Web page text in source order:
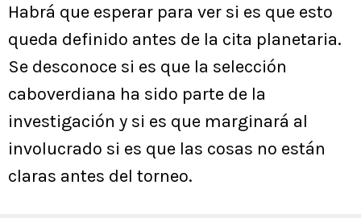
Habrá que esperar para ver si es que esto
queda definido antes de la cita planetaria.
Se desconoce si es que la selección
caboverdiana ha sido parte de la
investigación y si es que marginará al
involucrado si es que las cosas no están
claras antes del torneo.